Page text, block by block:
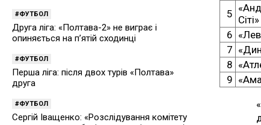
5 Сіті»
6
7
8
9
ФУТБОЛ
Друга ліга: «Полтава-2» не виграє і
опиняється на п’ятій сходинці
ФУТБОЛ
Перша ліга: після двох турів «Полтава»
друга
ФУТБОЛ
Сергій Іващенко: «Розслідування комітету